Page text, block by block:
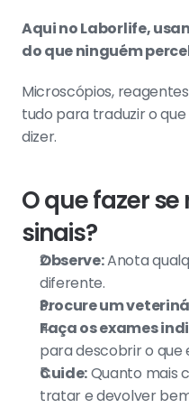
Aqui no Laborlife,
do que ninguém
Microscópios,
tudo para traduzir o
dizer.
O que fazer
sinais?
Observe: Anota
diferente.
Procure um
Faça os exames
para descobrir o
Cuide: Quanto mais
tratar e devolver